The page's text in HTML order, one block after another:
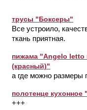
трусы "Боксеры"
Все устроило,
ткань приятная.
пижама "Angelo letto
(красный)"
а где можно размеры
полотенце кухонное
+++